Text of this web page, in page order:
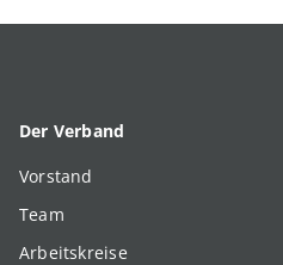
Der Verband
Vorstand
Team
Arbeitskreise